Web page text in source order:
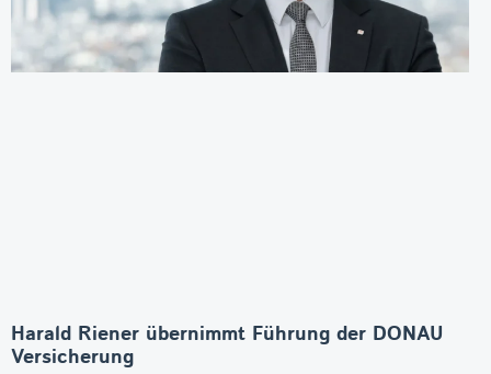
Harald Riener übernimmt Führung der DONAU
Versicherung